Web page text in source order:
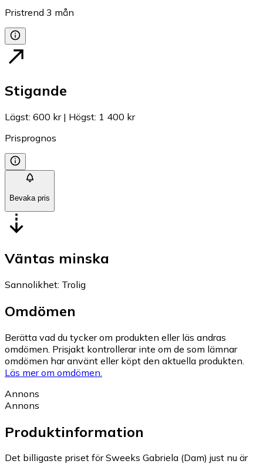
Pristrend 3 mån
Stigande
Lägst: 600 kr| Högst: 1 400 kr
Prisprognos
Bevaka pris
Väntas minska
Sannolikhet: Trolig
Omdömen
Berätta vad du tycker om produkten eller läs andras
omdömen. Prisjakt kontrollerar inte om de som lämnar
omdömen har använt eller köpt den aktuella produkten.
Läs mer om omdömen.
Annons
Annons
Produktinformation
Det billigaste priset för Sweeks Gabriela (Dam) just nu är